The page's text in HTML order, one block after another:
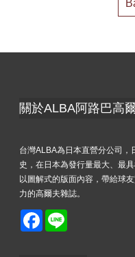
關於ALBA阿路巴高
台灣ALBA為日本直營分公司
史，在日本為發行量最大、最
以圖解式的版面內容，帶給球
力的高爾夫雜誌。
Facebook